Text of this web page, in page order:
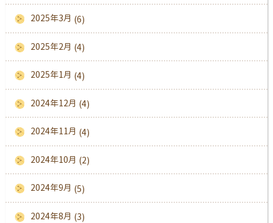
2025年3月 (6)
2025年2月 (4)
2025年1月 (4)
2024年12月 (4)
2024年11月 (4)
2024年10月 (2)
2024年9月 (5)
2024年8月 (3)